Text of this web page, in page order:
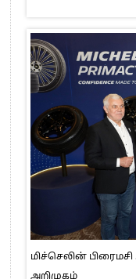
மிச்செலின்
அறிமுகம்